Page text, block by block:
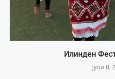
Илинден
јули 8,